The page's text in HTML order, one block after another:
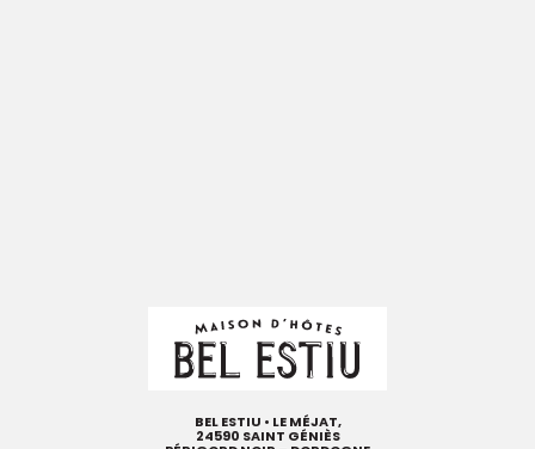
BEL ESTIU • LE MÉJAT,
24590 SAINT GÉNIÈS